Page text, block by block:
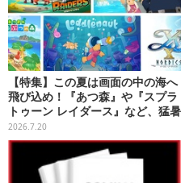
【特集】この夏は画面の中の海へ
飛び込め！『あつ森』や『スプラ
トゥーン レイダース』など、猛暑
を忘れて遊びたい“海ゲー”おすす
め5選
2026.7.20